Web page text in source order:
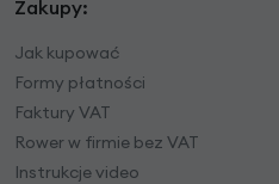
Zakupy:
Jak kupować
Formy płatności
Faktury VAT
Rower w firmie bez VAT
Instrukcje video